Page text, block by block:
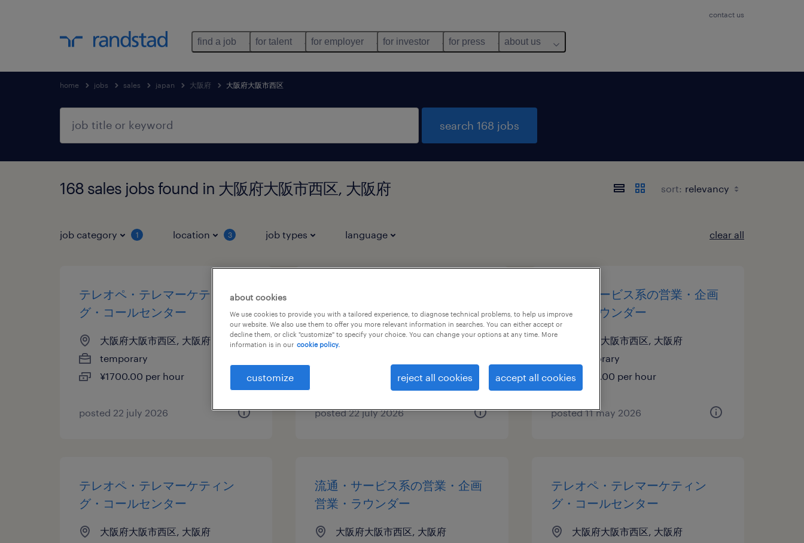
contact us
find a job for talent for employer for investor for press about us
home jobs sales japan 大阪府 大阪府大阪市西区
search 168 jobs
168 sales jobs found in 大阪府大阪市西区, 大阪府 sort:
job category 1 location 3 job types language clear all
テレオペ・テレマーケティン
グ・コールセンター
大阪府大阪市西区, 大阪府
temporary
¥1700.00 per hour
posted 22 july 2026
グ・コールセンター
大阪府大阪市西区, 大阪府
¥1450.00 per hour
posted 22 july 2026
流通・サービス系の営業・企画
営業・ラウンダー
大阪府大阪市西区, 大阪府
temporary
¥1700.00 per hour
posted 11 may 2026
テレオペ・テレマーケティン
グ・コールセンター
大阪府大阪市西区, 大阪府
流通・サービス系の営業・企画
営業・ラウンダー
大阪府大阪市西区, 大阪府
テレオペ・テレマーケティン
グ・コールセンター
大阪府大阪市西区, 大阪府
about cookies
We use cookies to provide you with a tailored experience, to diagnose technical problems, to help us improve
our website. We also use them to offer you more relevant information in searches. You can either accept or
decline them, or click "customize" to specify your choice. You can change your options at any time. More
information is in our cookie policy.
customize reject all cookies accept all cookies